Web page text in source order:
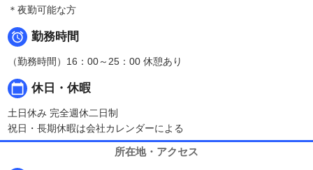
＊夜勤可能な方
 勤務時間
（勤務時間）16：00～25：00 休憩あり
calendar_today 休日・休暇
土日休み 完全週休二日制
祝日・長期休暇は会社カレンダーによる
所在地・アクセス